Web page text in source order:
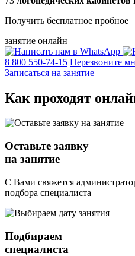
Получить бесплатное пробное
занятие онлайн
8 800 550-74-15 Перезвоните
Записаться на занятие
Как проходят
Оставьте заявку
на занятие
С Вами свяжется
подбора специалиста
Подбираем
специалиста